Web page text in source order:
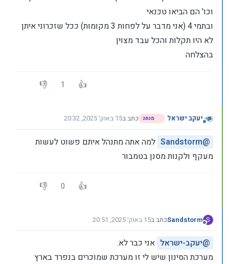
וכו' הם הביאו טכנאי
ובתמי 4 (אני מדבר על לפחות 3 מקומות) ככל שזכרוני איתן
לא היו תקלות והכל עבד מצוין
בהצלחה
1
מנותק
יעקב ישראל מנחה כתב ב15 באוק׳ 2025, 20:32
נערך לאחרונה על ידי יעקב ישראל
@
Sandstorm למה אתה מתנהל איתם פשוט לעשות
מעקף ולקנות מסנן בטמבור
0
S
מנותק
Sandstormכתב ב15 באוק׳ 2025, 20:51
נערך לאחרונה על ידי Sandstorm
@יעקב-ישראל אני כבר לא.
מערכת הסינון שיש לי זו מערכת שמוכרים בנפרד בארץ